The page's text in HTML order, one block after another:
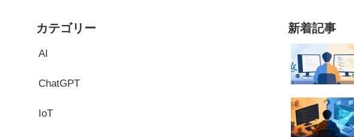
カテゴリー
AI
ChatGPT
IoT
新着記事